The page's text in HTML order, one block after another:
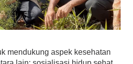
mendukung aspek kesehatan